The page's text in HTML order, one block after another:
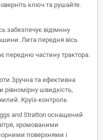
ключ та рушайте.
забезпечує відімнну
Лита передня вісь
передню частину трактора.
Зручна та ефективна
рівномірну швидкість,
Круїз-контроль
and Stratton оснащений
хромованими
поверхнями і